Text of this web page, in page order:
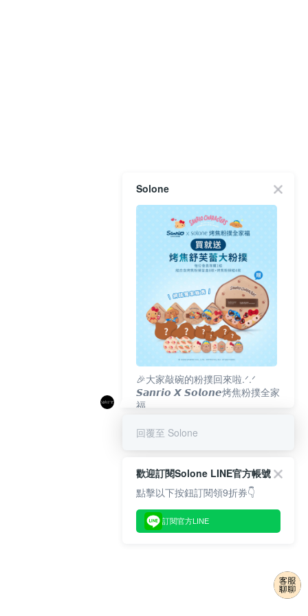
Solone
🎉大家敲碗的粉撲回來啦.ᐟ‪‪.ᐟ
𝙎𝙖𝙣𝙧𝙞𝙤 𝙓 𝙎𝙤𝙡𝙤𝙣𝙚烤焦粉撲全家
福
回覆至 Solone
歡迎訂閱Solone LINE官方帳號
點擊以下按鈕訂閱領9折券👇
訂閱官方LINE